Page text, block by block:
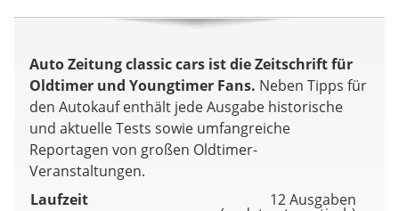
Auto Zeitung classic cars ist die Zeitschrift für
Oldtimer und Youngtimer Fans. Neben Tipps für
den Autokauf enthält jede Ausgabe historische
und aktuelle Tests sowie umfangreiche
Reportagen von großen Oldtimer-
Veranstaltungen.
Laufzeit
12 Ausgaben